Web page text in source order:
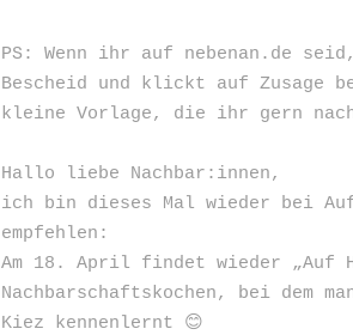
PS: Wenn ihr auf nebenan.de
Bescheid und klickt auf Zusage
kleine Vorlage, die ihr gern
Hallo liebe Nachbar:innen,
ich bin dieses Mal wieder bei Auf
empfehlen:
Am 18. April findet wieder
Nachbarschaftskochen, bei dem
Kiez kennenlernt 😊